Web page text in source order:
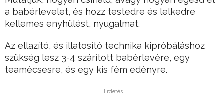
a babérlevelet, és hozz testedre és lelkedre
kellemes enyhülést, nyugalmat.
Az ellazító, és illatosító technika kipróbáláshoz
szükség lesz 3-4 szárított babérlevére, egy
teamécsesre, és egy kis fém edényre.
Hirdetés